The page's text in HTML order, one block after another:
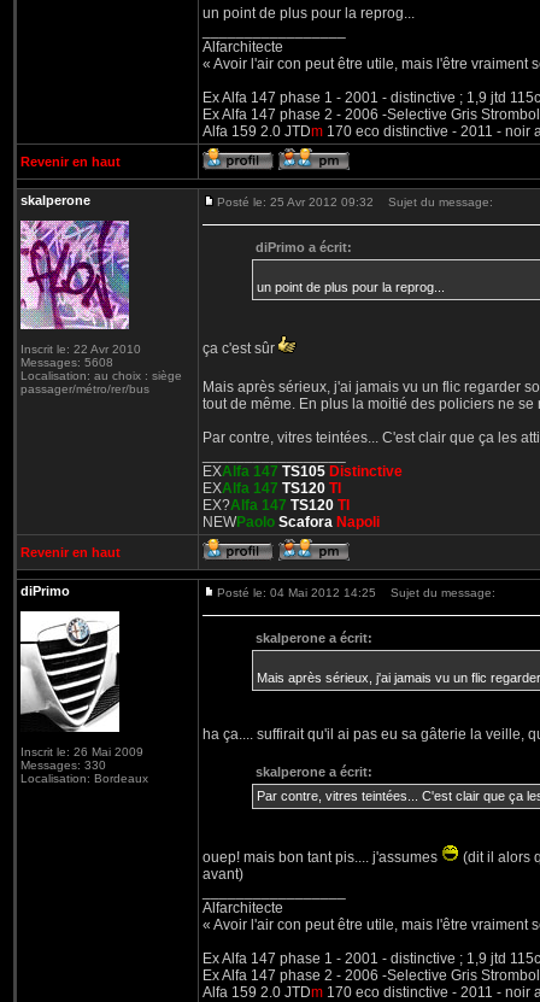
un point de plus pour la reprog...
Alfarchitecte
« Avoir l'air con peut être utile, mais l'être vraiment
Ex Alfa 147 phase 1 - 2001 - distinctive ; 1,9 jtd
Ex Alfa 147 phase 2 - 2006 -Selective Gris
Alfa 159 2.0 JTDm 170 eco distinctive - 2011 - noir
Revenir en haut
skalperone
Inscrit le: 22 Avr 2010
Messages: 5608
Localisation: au choix : siège
passager/métro/rer/bus
Posté le: 25 Avr 2012 09:32 Sujet du message:
diPrimo a écrit:
un point de plus pour la reprog...
ça c'est sûr
Mais après sérieux, j'ai jamais vu un flic regarder
tout de même. En plus la moitié des policiers ne
Par contre, vitres teintées... C'est clair que ça les
EXAlfa 147 TS105 Distinctive
EXAlfa 147 TS120 TI
EX?Alfa 147 TS120 TI
NEWPaolo Scafora Napoli
Revenir en haut
diPrimo
Inscrit le: 26 Mai 2009
Messages: 330
Localisation: Bordeaux
Posté le: 04 Mai 2012 14:25 Sujet du message:
skalperone a écrit:
Mais après sérieux, j'ai jamais vu un flic
ha ça.... suffirait qu'il ai pas eu sa gâterie la veille,
skalperone a écrit:
Par contre, vitres teintées... C'est clair que ça
ouep! mais bon tant pis.... j'assumes
(dit il alors
avant)
Alfarchitecte
« Avoir l'air con peut être utile, mais l'être vraiment
Ex Alfa 147 phase 1 - 2001 - distinctive ; 1,9 jtd
Ex Alfa 147 phase 2 - 2006 -Selective Gris
Alfa 159 2.0 JTDm 170 eco distinctive - 2011 - noir